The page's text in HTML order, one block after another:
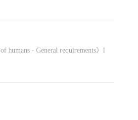
- General requirements》I